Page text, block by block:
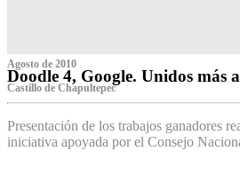
Agosto de 2010
Doodle 4, Google. Unidos más
Castillo de Chapultepec
Presentación de los trabajos ganadores
iniciativa apoyada por el Consejo